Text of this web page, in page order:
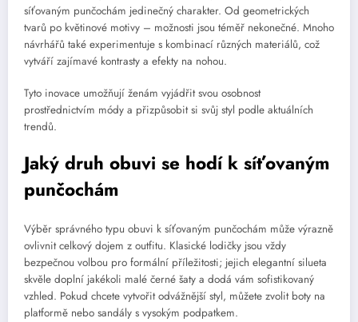
síťovaným punčochám jedinečný charakter. Od geometrických
tvarů po květinové motivy – možnosti jsou téměř nekonečné. Mnoho
návrhářů také experimentuje s kombinací různých materiálů, což
vytváří zajímavé kontrasty a efekty na nohou.
Tyto inovace umožňují ženám vyjádřit svou osobnost
prostřednictvím módy a přizpůsobit si svůj styl podle aktuálních
trendů.
Jaký druh obuvi se hodí k síťovaným
punčochám
Výběr správného typu obuvi k síťovaným punčochám může výrazně
ovlivnit celkový dojem z outfitu. Klasické lodičky jsou vždy
bezpečnou volbou pro formální příležitosti; jejich elegantní silueta
skvěle doplní jakékoli malé černé šaty a dodá vám sofistikovaný
vzhled. Pokud chcete vytvořit odvážnější styl, můžete zvolit boty na
platformě nebo sandály s vysokým podpatkem.